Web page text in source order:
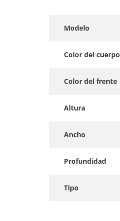
Modelo
Color del cuerpo
Color del frente
Altura
Ancho
Profundidad
Tipo